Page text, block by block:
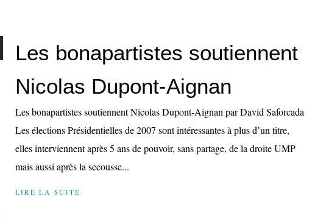
Les bonapartistes soutiennent
Nicolas Dupont-Aignan
Les bonapartistes soutiennent Nicolas Dupont-Aignan par David Saforcada
Les élections Présidentielles de 2007 sont intéressantes à plus d’un titre,
elles interviennent après 5 ans de pouvoir, sans partage, de la droite UMP
mais aussi après la secousse...
LIRE LA SUITE